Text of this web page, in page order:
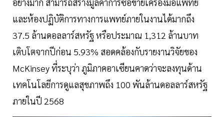
และห้องปฏิบัติการทางการแพทย์ภายในงานได้มากถึง
37.5 ล้านดอลลาร์สหรัฐ หรือประมาณ 1,312 ล้านบาท
เติบโตจากปีก่อน 5.93% สอดคล้องกับรายงานวิจัยของ
McKinsey ที่ระบุว่า ภูมิภาคอาเซียนคาดว่าจะลงทุนด้าน
เทคโนโลยีการดูแลสุขภาพถึง 100 พันล้านดอลลาร์สหรัฐ
ภายในปี 2568